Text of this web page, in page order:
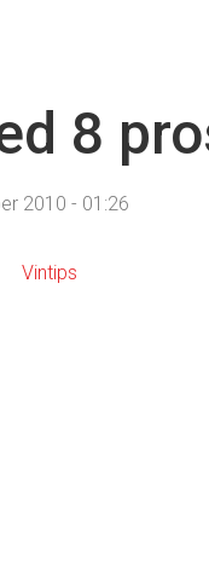
8
2010 - 01:26
Vintips